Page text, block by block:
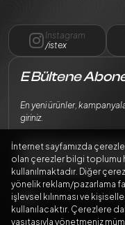
Instagram
/istex
E Bültene
En yeni ürünler,
giriniz.
BilgileriminKişisel
şekilde işlenmesini
İnternet sayfamızda
olan çerezler bilgi toplumu
kullanılmaktadır. Diğer
yönelik reklam/pazarlama
işlevsel kılınması ve
kullanılacaktır. Çerezlere
vasıtasıyla yönetmeniz